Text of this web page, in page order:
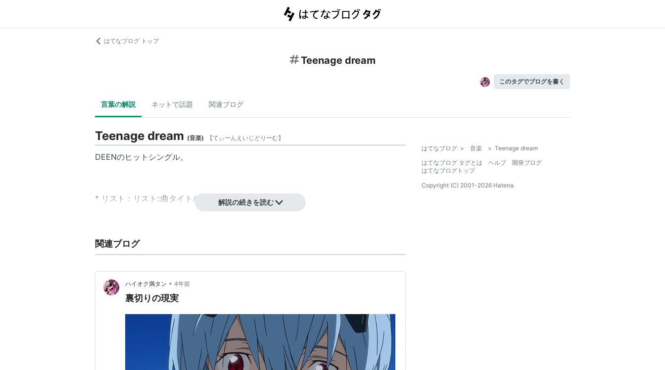
はてなブログ トップ
Teenage dream
このタグでブログを書く
言葉の解説 ネットで話題 関連ブログ
Teenage dream (音楽) 【てぃーんえいじどりーむ】
DEENのヒットシングル。
* リスト ： リスト::曲タイトル 解説の続きを読む
関連ブログ
ハイオク満タン • 4年前
裏切りの現実
はてなブログ > 音楽 > Teenage dream
はてなブログ タグとは
ヘルプ
開発ブログ
はてなブログトップ
Copyright (C) 2001-2026 Hatena.